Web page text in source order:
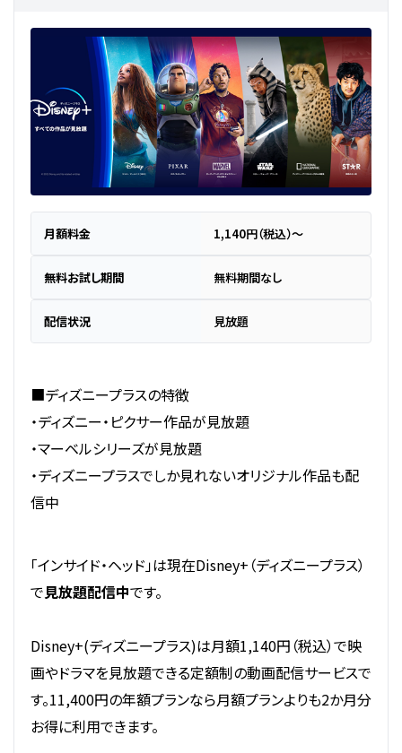
月額料金 1,140円（税込）～
無料お試し期間 無料期間なし
配信状況 見放題
■ディズニープラスの特徴
・ディズニー・ピクサー作品が見放題
・マーベルシリーズが見放題
・ディズニープラスでしか見れないオリジナル作品も配
信中
「インサイド・ヘッド」は現在Disney+（ディズニープラス）
で見放題配信中です。
Disney+(ディズニープラス)は月額1,140円（税込）で映
画やドラマを見放題できる定額制の動画配信サービスで
す。11,400円の年額プランなら月額プランよりも2か月分
お得に利用できます。